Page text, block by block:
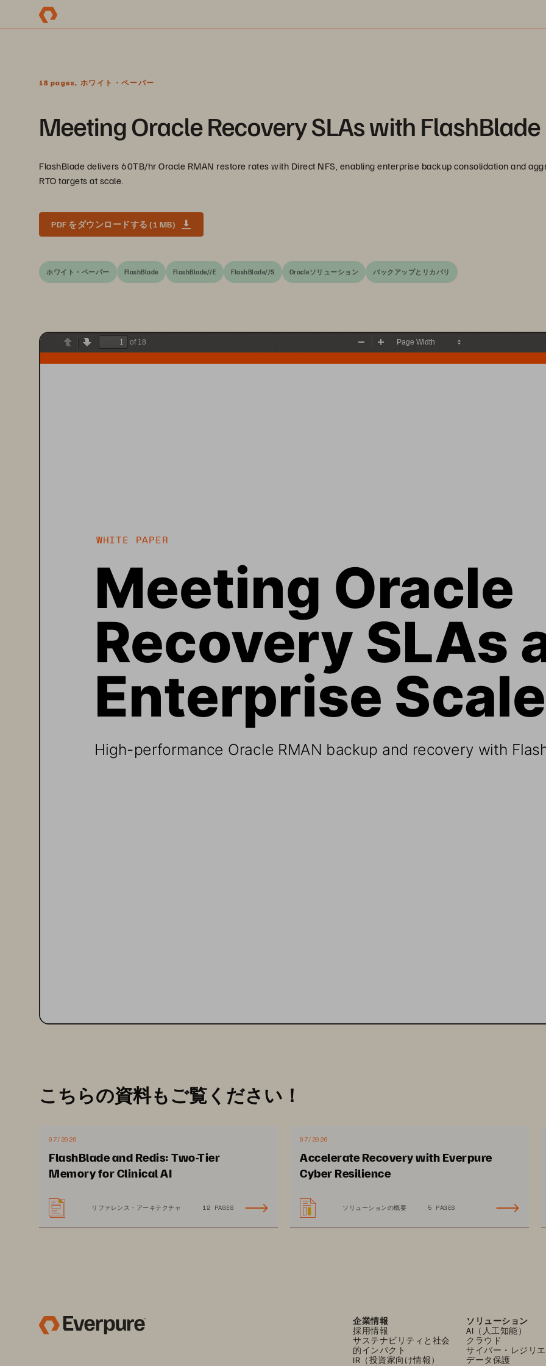
18 pages, ホワイト・ペーパー
Meeting Oracle Recovery SLAs with FlashBlade
FlashBlade delivers 60TB/hr Oracle RMAN restore rates with Direct NFS, enabling enterprise backup consolidation and
RTO targets at scale.
PDF をダウンロードする (1 MB)
ホワイト・ペーパー FlashBlade FlashBlade//E FlashBlade//S Oracleソリューション バックアップとリカバリ
PreviousNext
of 18
Zoom
WHITE PAPER
Meeting Oracle
Recovery SLAs
Enterprise Scale
High-performance Oracle RMAN backup and recovery with
こちらの資料もご覧ください！
07/2026
FlashBlade and Redis: Two-Tier
Memory for Clinical AI
リファレンス・アーキテクチャ 12 PAGES
07/2026
Accelerate Recovery with Everpure
Cyber Resilience
ソリューションの概要 5 PAGES
企業情報
採用情報
サステナビリティと社会
的インパクト
IR（投資家向け情報）
ソリューション
AI（人工知能）
クラウド
サイバー・レジリ
データ保護